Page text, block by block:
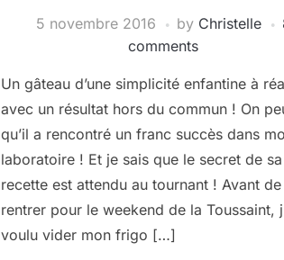
5 novembre 2016 by Christelle
comments
Un gâteau d’une simplicité enfantine à
avec un résultat hors du commun ! On
qu’il a rencontré un franc succès dans
laboratoire ! Et je sais que le secret de sa
recette est attendu au tournant ! Avant de
rentrer pour le weekend de la Toussaint,
voulu vider mon frigo […]